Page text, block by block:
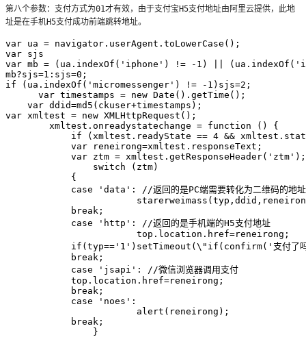
第八个参数：支付方式为01才有效，由于支付宝H5支付地址由阿里云提供，此地
址是在手机H5支付成功前端跳转地址。
var ua = navigator.userAgent.toLowerCase();
var sjs
var mb = (ua.indexOf('iphone') != -1) ||
mb?sjs=1:sjs=0;
if (ua.indexOf('micromessenger') != -1)sjs=2;
var timestamps = new Date().getTime();
var ddid=md5(ckuser+timestamps);
var xmltest = new XMLHttpRequest();
xmltest.onreadystatechange = function () {
if (xmltest.readyState == 4 && xmltest.status
var reneirong=xmltest.responseText;
var ztm = xmltest.getResponseHeader('ztm');
switch (ztm)
{
case 'data': //返回的是PC端需要转化为二维码的地址
break;
case 'http': //返回的是手机端的H5支付地址
if(typ=='1')setTimeout(\"if(confirm('支付了吗
break;
case 'jsapi': //微信浏览器调用支付
top.location.href=reneirong;
break;
case 'noes':
break;
}